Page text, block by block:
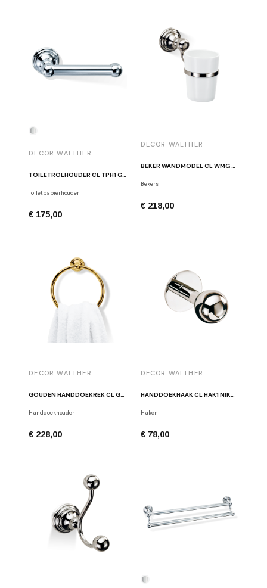
DECOR WALTHER
TOILETROLHOUDER CL TPH1 GEPOLIJST CHROOM
Toiletpapierhouder
€ 175,00
DECOR WALTHER
BEKER WANDMODEL CL WMG GEPOLIJSTE NIKKEL
Bekers
€ 218,00
DECOR WALTHER
GOUDEN HANDDOEKREK CL GTH
Handdoekhouder
€ 228,00
DECOR WALTHER
HANDDOEKHAAK CL HAK1 NIKKEL
Haken
€ 78,00